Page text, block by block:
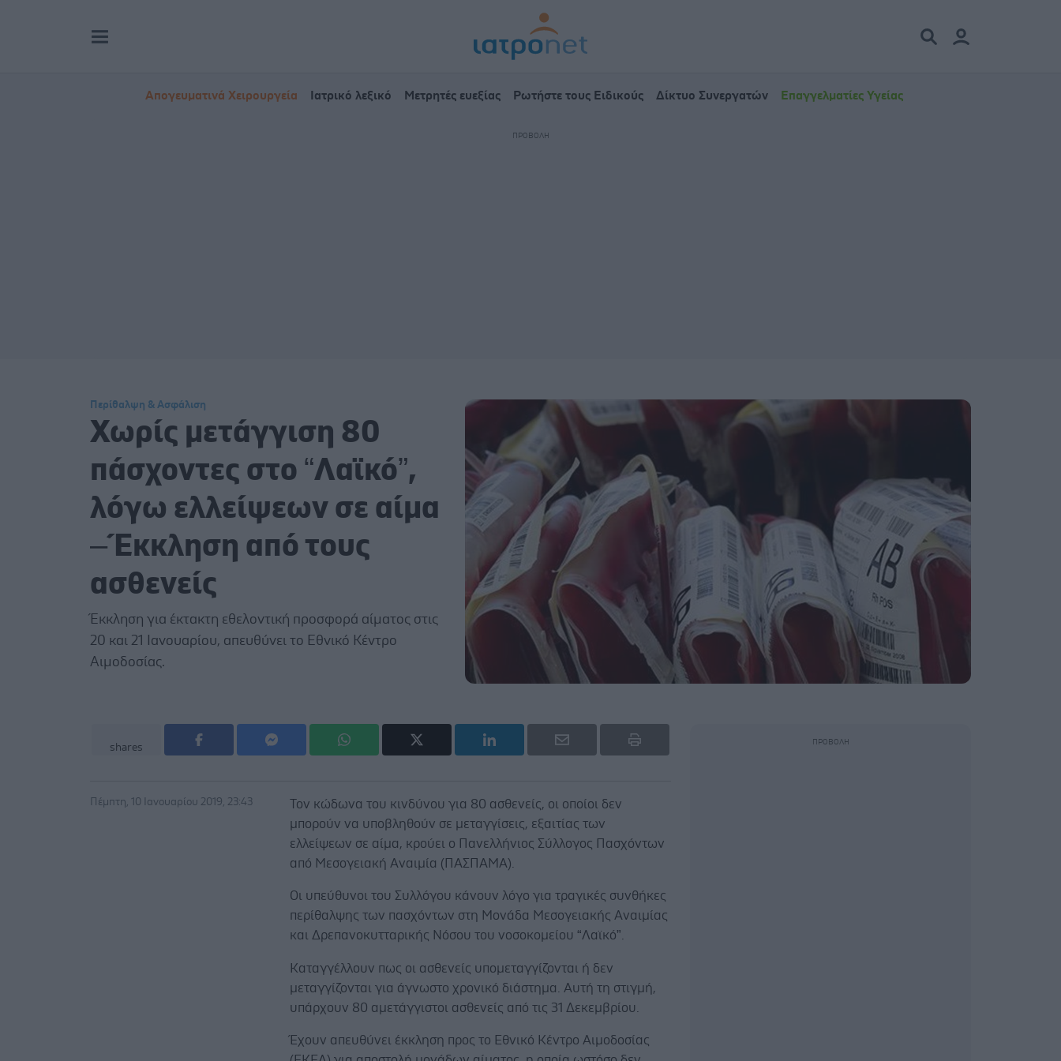
Απογευματινά Χειρουργεία Ιατρικό λεξικό Μετρητές ευεξίας Ρωτήστε τους Ειδικούς Δίκτυο Συνεργατών Επαγγελματίες Υγείας
Περίθαλψη & Ασφάλιση
Χωρίς μετάγγιση 80
πάσχοντες στο “Λαϊκό”,
λόγω ελλείψεων σε αίμα
– Έκκληση από τους
ασθενείς
Έκκληση για έκτακτη εθελοντική προσφορά αίματος στις
20 και 21 Ιανουαρίου, απευθύνει το Εθνικό Κέντρο
Αιμοδοσίας.
shares
Πέμπτη, 10 Ιανουαρίου 2019, 23:43
Τον κώδωνα του κινδύνου για 80 ασθενείς, οι οποίοι δεν
μπορούν να υποβληθούν σε μεταγγίσεις, εξαιτίας των
ελλείψεων σε αίμα, κρούει ο Πανελλήνιος Σύλλογος Πασχόντων
από Μεσογειακή Αναιμία (ΠΑΣΠΑΜΑ).
Οι υπεύθυνοι του Συλλόγου κάνουν λόγο για τραγικές συνθήκες
περίθαλψης των πασχόντων στη Μονάδα Μεσογειακής Αναιμίας
και Δρεπανοκυτταρικής Νόσου του νοσοκομείου “Λαϊκό”.
Καταγγέλλουν πως οι ασθενείς υπομεταγγίζονται ή δεν
μεταγγίζονται για άγνωστο χρονικό διάστημα. Αυτή τη στιγμή,
υπάρχουν 80 αμετάγγιστοι ασθενείς από τις 31 Δεκεμβρίου.
Έχουν απευθύνει έκκληση προς το Εθνικό Κέντρο Αιμοδοσίας